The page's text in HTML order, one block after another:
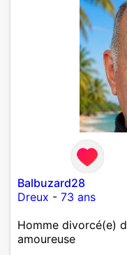
Balbuzard28
Dreux - 73 ans
Homme divorcé(e)
amoureuse